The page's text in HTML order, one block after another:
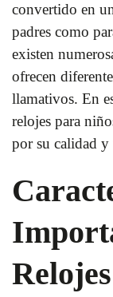
convertido en
padres como
existen
ofrecen
llamativos. En
relojes para
por su calidad